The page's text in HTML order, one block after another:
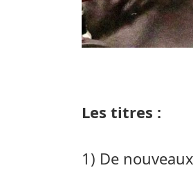
Les titres :
1) De